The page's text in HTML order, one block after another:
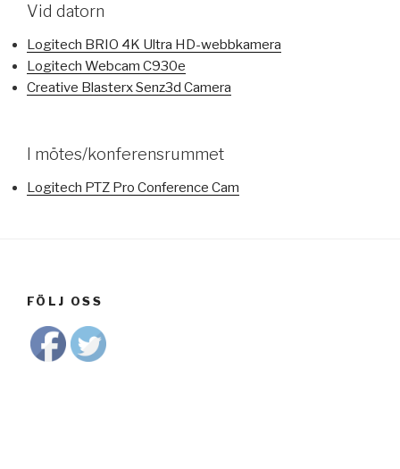
Vid datorn
Logitech BRIO 4K Ultra HD-webbkamera
Logitech Webcam C930e
Creative Blasterx Senz3d Camera
I mötes/konferensrummet
Logitech PTZ Pro Conference Cam
FÖLJ OSS